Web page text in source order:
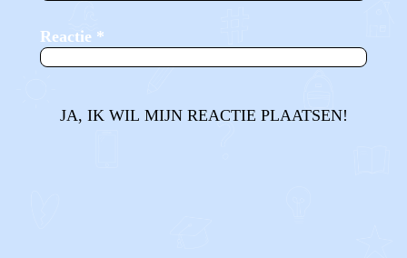
Reactie *
JA, IK WIL MIJN REACTIE PLAATSEN!